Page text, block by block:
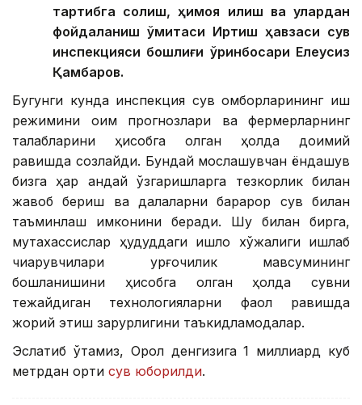
тартибга солиш, ҳимоя қилиш ва улардан
фойдаланиш қўмитаси Иртиш ҳавзаси сув
инспекцияси бошлиғи ўринбосари Елеусиз
Қамбаров.
Бугунги кунда инспекция сув омборларининг иш
режимини оқим прогнозлари ва фермерларнинг
талабларини ҳисобга олган ҳолда доимий
равишда созлайди. Бундай мослашувчан ёндашув
бизга ҳар қандай ўзгаришларга тезкорлик билан
жавоб бериш ва далаларни барқарор сув билан
таъминлаш имконини беради. Шу билан бирга,
мутахассислар ҳудуддаги қишлоқ хўжалиги ишлаб
чиқарувчилари қурғоқчилик мавсумининг
бошланишини ҳисобга олган ҳолда сувни
тежайдиган технологияларни фаол равишда
жорий этиш зарурлигини таъкидламоқдалар.
Эслатиб ўтамиз, Орол денгизига 1 миллиард куб
метрдан ортиқ сув юборилди.